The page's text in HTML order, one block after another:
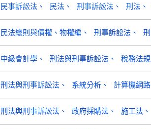
民事訴訟法 民法 刑事訴訟法 刑法
民法總則與債權、物權編 刑事訴訟法
中級會計學 刑法與刑事訴訟法 稅務法規
刑法與刑事訴訟法 系統分析 計算機網路
刑法與刑事訴訟法 政府採購法 施工法